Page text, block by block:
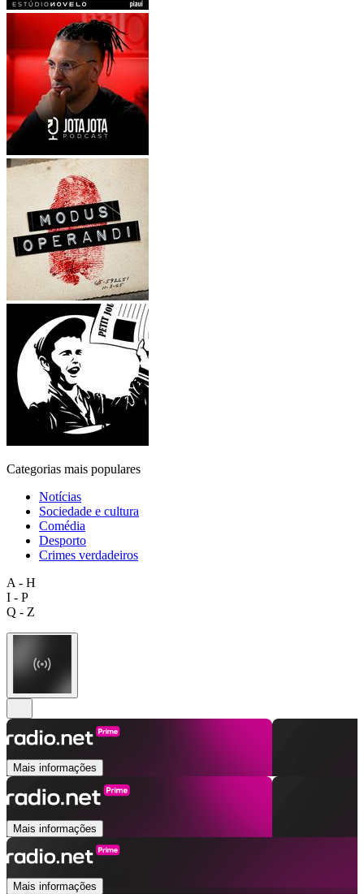
Categorias mais populares
Notícias
Sociedade e cultura
Comédia
Desporto
Crimes verdadeiros
A - H
I - P
Q - Z
Mais informações
Mais informações
Mais informações